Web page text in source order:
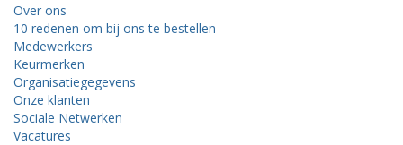
Over ons
10 redenen om bij ons te bestellen
Medewerkers
Keurmerken
Organisatiegegevens
Onze klanten
Sociale Netwerken
Vacatures